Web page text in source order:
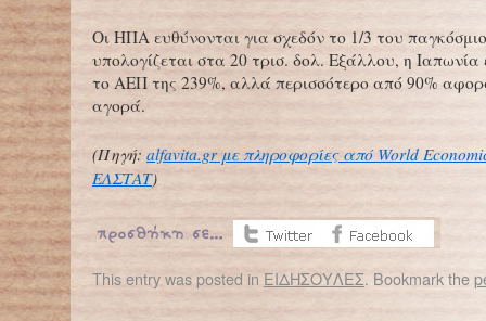
Οι ΗΠΑ ευθύνονται για σχεδόν το 1/3 του
υπολογίζεται στα 20 τρισ. δολ. Εξάλλου, η Ιαπωνία
το ΑΕΠ της 239%, αλλά περισσότερο από 90%
αγορά.
(Πηγή: alfavita.gr με πληροφορίες από World
ΕΛΣΤΑΤ)
This entry was posted in ΕΙΔΗΣΟΥΛΕΣ. Bookmark the
Έγραψε ιστορία η προσεδάφιση του InSight στον πλανήτη Άρη